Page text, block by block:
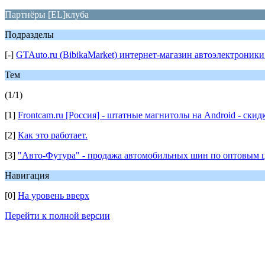
Партнёры [EL]клуба
Подразделы
[-] GTAuto.ru (BibikaMarket) интернет-магазин
Тем
(1/1)
[1] Frontcam.ru [Россия] - штатные магнитолы на Android -
[2] Как это работает.
[3] "Авто-Футура" - продажа автомобильных шин по оптовым
Навигация
[0] На уровень вверх
Перейти к полной версии